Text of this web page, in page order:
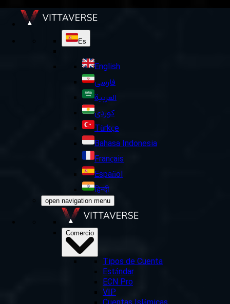
Es
English
فارسی
العربية
کوردی
Türkçe
Bahasa Indonesia
Français
Español
हिन्दी
open navigation menu
Comercio
Tipos de Cuenta
Estándar
ECN Pro
VIP